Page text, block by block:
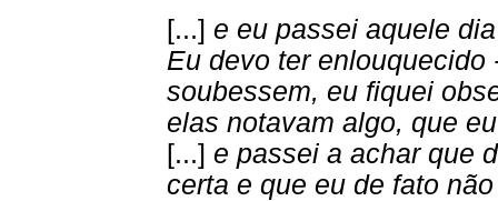
[...] e eu passei aquele
Eu devo ter
soubessem, eu fiquei
elas notavam algo, que
[...] e passei a achar que
certa e que eu de fato